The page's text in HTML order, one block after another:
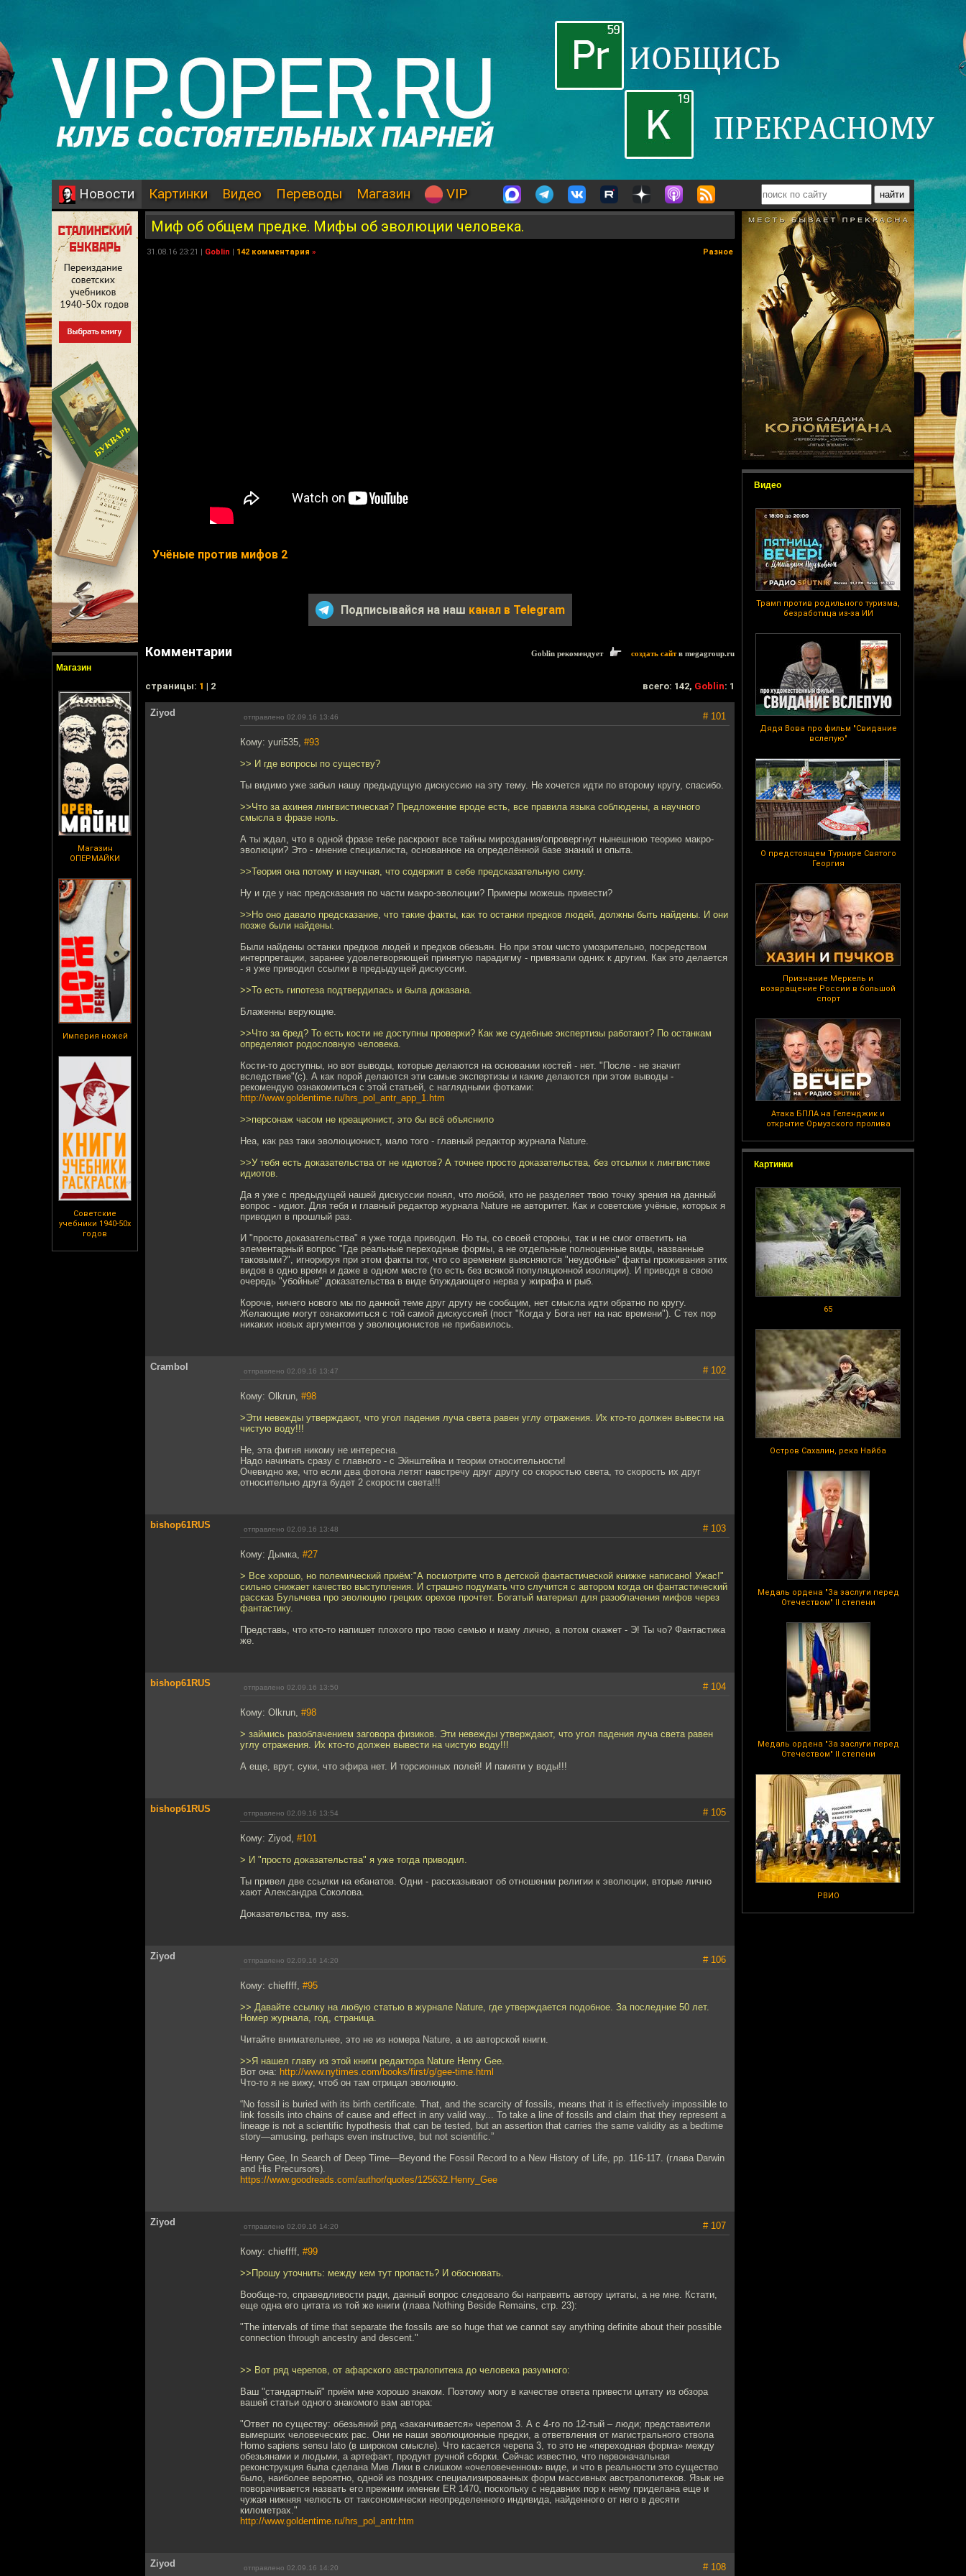
Новости Картинки Видео Переводы Магазин VIP
Магазин
Магазин
ОПЕРМАЙКИ
Империя ножей
Советские
учебники 1940-50х
годов
Видео
Трамп против родильного туризма,
безработица из-за ИИ
Дядя Вова про фильм "Свидание
вслепую"
О предстоящем Турнире Святого
Георгия
Признание Меркель и
возвращение России в большой
спорт
Атака БПЛА на Геленджик и
открытие Ормузского пролива
Картинки
65
Остров Сахалин, река Найба
Медаль ордена "За заслуги перед
Отечеством" II степени
Медаль ордена "За заслуги перед
Отечеством" II степени
РВИО
Миф об общем предке. Мифы об эволюции человека.
31.08.16 23:21 | Goblin | 142 комментария » Разное
Учёные против мифов 2
Подписывайся на наш канал в Telegram
Комментарии Goblin рекомендует создать сайтв megagroup.ru
cтраницы: 1 | 2 всего: 142, Goblin: 1
Ziyod отправлено 02.09.16 13:46 # 101
Кому: yuri535, #93
>> И где вопросы по существу?
Ты видимо уже забыл нашу предыдущую дискуссию на эту тему. Не хочется идти по второму кругу, спасибо.
>>Что за ахинея лингвистическая? Предложение вроде есть, все правила языка соблюдены, а научного
смысла в фразе ноль.
А ты ждал, что в одной фразе тебе раскроют все тайны мироздания/опровергнут нынешнюю теорию макро-
эволюции? Это - мнение специалиста, основанное на определённой базе знаний и опыта.
>>Теория она потому и научная, что содержит в себе предсказательную силу.
Ну и где у нас предсказания по части макро-эволюции? Примеры можешь привести?
>>Но оно давало предсказание, что такие факты, как то останки предков людей, должны быть найдены. И они
позже были найдены.
Были найдены останки предков людей и предков обезьян. Но при этом чисто умозрительно, посредством
интерпретации, заранее удовлетворяющей принятую парадигму - привязали одних к другим. Как это делается
- я уже приводил ссылки в предыдущей дискуссии.
>>То есть гипотеза подтвердилась и была доказана.
Блаженны верующие.
>>Что за бред? То есть кости не доступны проверки? Как же судебные экспертизы работают? По останкам
определяют родословную человека.
Кости-то доступны, но вот выводы, которые делаются на основании костей - нет. "После - не значит
вследствие"(с). А как порой делаются эти самые экспертизы и какие делаются при этом выводы -
рекомендую ознакомиться с этой статьей, с наглядными фотками:
http://www.goldentime.ru/hrs_pol_antr_app_1.htm
>>персонаж часом не креационист, это бы всё объяснило
Неа, как раз таки эволюционист, мало того - главный редактор журнала Nature.
>>У тебя есть доказательства от не идиотов? А точнее просто доказательства, без отсылки к лингвистике
идиотов.
Да я уже с предыдущей нашей дискуссии понял, что любой, кто не разделяет твою точку зрения на данный
вопрос - идиот. Для тебя и главный редактор журнала Nature не авторитет. Как и советские учёные, которых я
приводил в прошлый раз.
И "просто доказательства" я уже тогда приводил. Но ты, со своей стороны, так и не смог ответить на
элементарный вопрос "Где реальные переходные формы, а не отдельные полноценные виды, названные
таковыми?", игнорируя при этом факты тог, что со временем выясняются "неудобные" факты проживания этих
видов в одно время и даже в одном месте (то есть без всякой популяционной изоляции). И приводя в свою
очередь "убойные" доказательства в виде блуждающего нерва у жирафа и рыб.
Короче, ничего нового мы по данной теме друг другу не сообщим, нет смысла идти обратно по кругу.
Желающие могут ознакомиться с той самой дискуссией (пост "Когда у Бога нет на нас времени"). С тех пор
никаких новых аргументов у эволюционистов не прибавилось.
Crambol отправлено 02.09.16 13:47 # 102
Кому: Olkrun, #98
>Эти невежды утверждают, что угол падения луча света равен углу отражения. Их кто-то должен вывести на
чистую воду!!!
Не, эта фигня никому не интересна.
Надо начинать сразу с главного - с Эйнштейна и теории относительности!
Очевидно же, что если два фотона летят навстречу друг другу со скоростью света, то скорость их друг
относительно друга будет 2 скорости света!!!
bishop61RUS отправлено 02.09.16 13:48 # 103
Кому: Дымка, #27
> Все хорошо, но полемический приём:"А посмотрите что в детской фантастической книжке написано! Ужас!"
сильно снижает качество выступления. И страшно подумать что случится с автором когда он фантастический
рассказ Булычева про эволюцию грецких орехов прочтет. Богатый материал для разоблачения мифов через
фантастику.
Представь, что кто-то напишет плохого про твою семью и маму лично, а потом скажет - Э! Ты чо? Фантастика
же.
bishop61RUS отправлено 02.09.16 13:50 # 104
Кому: Olkrun, #98
> займись разоблачением заговора физиков. Эти невежды утверждают, что угол падения луча света равен
углу отражения. Их кто-то должен вывести на чистую воду!!!
А еще, врут, суки, что эфира нет. И торсионных полей! И памяти у воды!!!
bishop61RUS отправлено 02.09.16 13:54 # 105
Кому: Ziyod, #101
> И "просто доказательства" я уже тогда приводил.
Ты привел две ссылки на ебанатов. Одни - рассказывают об отношении религии к эволюции, вторые лично
хают Александра Соколова.
Доказательства, my ass.
Ziyod отправлено 02.09.16 14:20 # 106
Кому: chieffff, #95
>> Давайте ссылку на любую статью в журнале Nature, где утверждается подобное. За последние 50 лет.
Номер журнала, год, страница.
Читайте внимательнее, это не из номера Nature, а из авторской книги.
>>Я нашел главу из этой книги редактора Nature Henry Gee.
Вот она: http://www.nytimes.com/books/first/g/gee-time.html
Что-то я не вижу, чтоб он там отрицал эволюцию.
“No fossil is buried with its birth certificate. That, and the scarcity of fossils, means that it is effectively impossible to
link fossils into chains of cause and effect in any valid way... To take a line of fossils and claim that they represent a
lineage is not a scientific hypothesis that can be tested, but an assertion that carries the same validity as a bedtime
story—amusing, perhaps even instructive, but not scientific.”
Henry Gee, In Search of Deep Time—Beyond the Fossil Record to a New History of Life, pp. 116-117. (глава Darwin
and His Precursors).
https://www.goodreads.com/author/quotes/125632.Henry_Gee
Ziyod отправлено 02.09.16 14:20 # 107
Кому: chieffff, #99
>>Прошу уточнить: между кем тут пропасть? И обосновать.
Вообще-то, справедливости ради, данный вопрос следовало бы направить автору цитаты, а не мне. Кстати,
еще одна его цитата из той же книги (глава Nothing Beside Remains, стр. 23):
"The intervals of time that separate the fossils are so huge that we cannot say anything definite about their possible
connection through ancestry and descent."
>> Вот ряд черепов, от афарского австралопитека до человека разумного:
Ваш "стандартный" приём мне хорошо знаком. Поэтому могу в качестве ответа привести цитату из обзора
вашей статьи одного знакомого вам автора:
"Ответ по существу: обезьяний ряд «заканчивается» черепом 3. А с 4-го по 12-тый – люди; представители
вымерших человеческих рас. Они не наши эволюционные предки, а ответвления от магистрального ствола
Нomo sapiens sensu lato (в широком смысле). Что касается черепа 3, то это не «переходная форма» между
обезьянами и людьми, а артефакт, продукт ручной сборки. Сейчас известно, что первоначальная
реконструкция была сделана Мив Лики в слишком «очеловеченном» виде, и что в реальности это существо
было, наиболее вероятно, одной из поздних специализированных форм массивных австралопитеков. Язык не
поворачивается назвать его прежним именем ER 1470, поскольку с недавних пор к нему приделана еще и
чужая нижняя челюсть от таксономически неопределенного индивида, найденного от него в десяти
километрах."
http://www.goldentime.ru/hrs_pol_antr.htm
Ziyod отправлено 02.09.16 14:20 # 108